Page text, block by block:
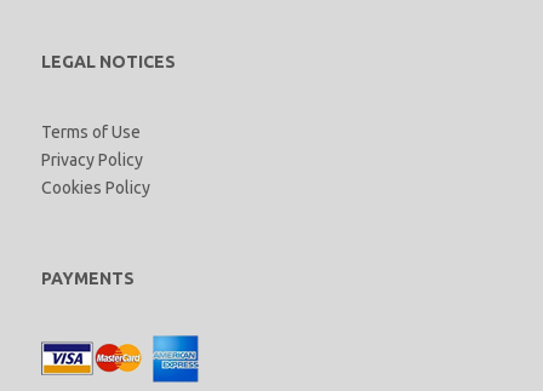
LEGAL NOTICES
Terms of Use
Privacy Policy
Cookies Policy
PAYMENTS